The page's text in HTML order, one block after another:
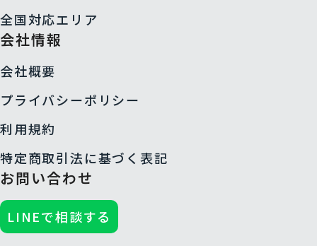
全国対応エリア
会社情報
会社概要
プライバシーポリシー
利用規約
特定商取引法に基づく表記
お問い合わせ
LINEで相談する